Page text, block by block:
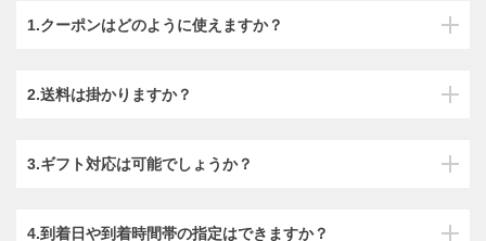
1.クーポンはどのように使えますか？
2.送料は掛かりますか？
3.ギフト対応は可能でしょうか？
4.到着日や到着時間帯の指定はできますか？